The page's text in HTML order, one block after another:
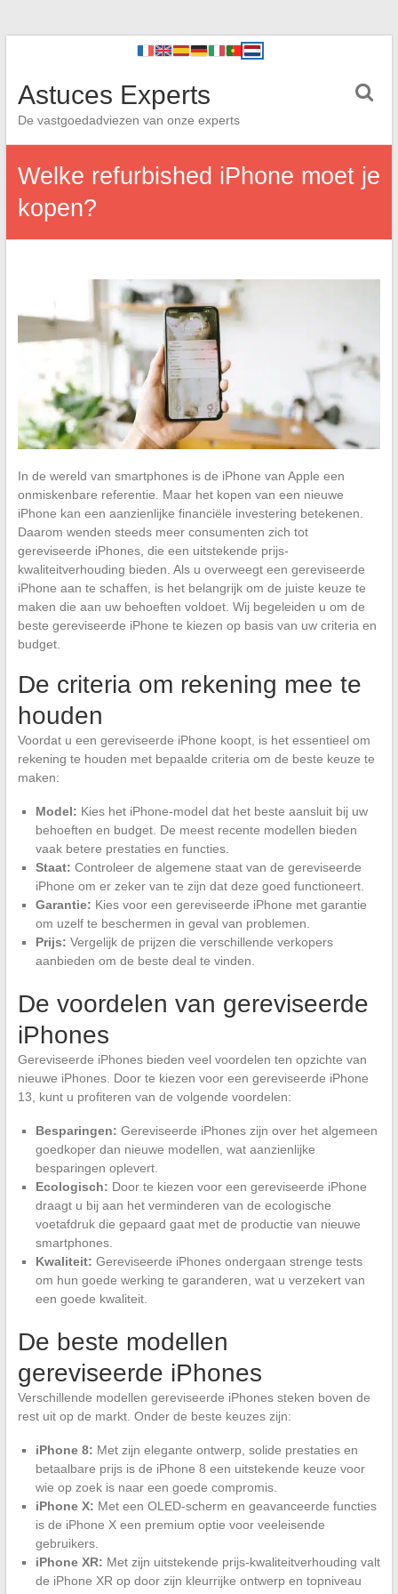
Astuces Experts
De vastgoedadviezen van onze experts
Welke refurbished iPhone moet je
kopen?
In de wereld van smartphones is de iPhone van Apple een
onmiskenbare referentie. Maar het kopen van een nieuwe
iPhone kan een aanzienlijke financiële investering betekenen.
Daarom wenden steeds meer consumenten zich tot
gereviseerde iPhones, die een uitstekende prijs-
kwaliteitverhouding bieden. Als u overweegt een gereviseerde
iPhone aan te schaffen, is het belangrijk om de juiste keuze te
maken die aan uw behoeften voldoet. Wij begeleiden u om de
beste gereviseerde iPhone te kiezen op basis van uw criteria en
budget.
De criteria om rekening mee te
houden
Voordat u een gereviseerde iPhone koopt, is het essentieel om
rekening te houden met bepaalde criteria om de beste keuze te
maken:
Model: Kies het iPhone-model dat het beste aansluit bij uw
behoeften en budget. De meest recente modellen bieden
vaak betere prestaties en functies.
Staat: Controleer de algemene staat van de gereviseerde
iPhone om er zeker van te zijn dat deze goed functioneert.
Garantie: Kies voor een gereviseerde iPhone met garantie
om uzelf te beschermen in geval van problemen.
Prijs: Vergelijk de prijzen die verschillende verkopers
aanbieden om de beste deal te vinden.
De voordelen van gereviseerde
iPhones
Gereviseerde iPhones bieden veel voordelen ten opzichte van
nieuwe iPhones. Door te kiezen voor een gereviseerde iPhone
13, kunt u profiteren van de volgende voordelen:
Besparingen: Gereviseerde iPhones zijn over het algemeen
goedkoper dan nieuwe modellen, wat aanzienlijke
besparingen oplevert.
Ecologisch: Door te kiezen voor een gereviseerde iPhone
draagt u bij aan het verminderen van de ecologische
voetafdruk die gepaard gaat met de productie van nieuwe
smartphones.
Kwaliteit: Gereviseerde iPhones ondergaan strenge tests
om hun goede werking te garanderen, wat u verzekert van
een goede kwaliteit.
De beste modellen
gereviseerde iPhones
Verschillende modellen gereviseerde iPhones steken boven de
rest uit op de markt. Onder de beste keuzes zijn:
iPhone 8: Met zijn elegante ontwerp, solide prestaties en
betaalbare prijs is de iPhone 8 een uitstekende keuze voor
wie op zoek is naar een goede compromis.
iPhone X: Met een OLED-scherm en geavanceerde functies
is de iPhone X een premium optie voor veeleisende
gebruikers.
iPhone XR: Met zijn uitstekende prijs-kwaliteitverhouding valt
de iPhone XR op door zijn kleurrijke ontwerp en topniveau